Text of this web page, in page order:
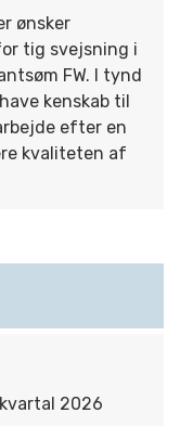
ønsker
tig svejsning i
FW. I tynd
kenskab til
efter en
kvaliteten af
2026